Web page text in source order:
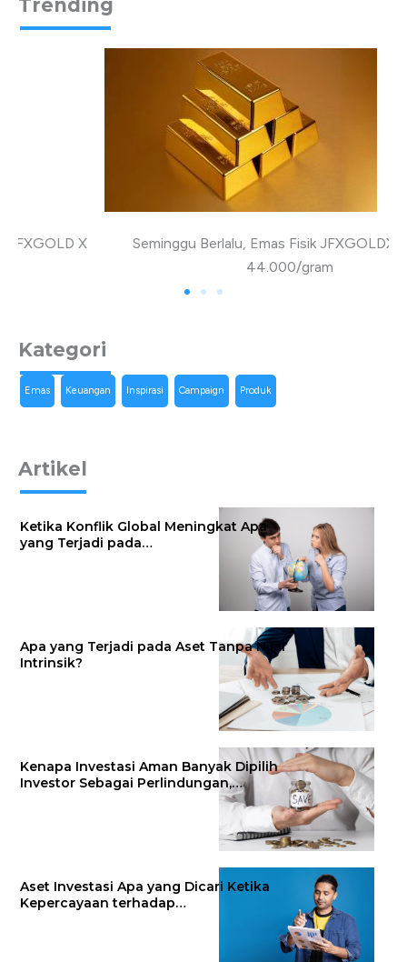
Trending
Seminggu Berlalu, Emas Fisik JFXGOLDX Naik Rp
Kategori
Emas Keuangan Inspirasi Campaign Produk
Artikel
Ketika Konflik Global Meningkat Apa
yang Terjadi pada…
Apa yang Terjadi pada Aset Tanpa Nilai
Intrinsik?
Kenapa Investasi Aman Banyak Dipilih
Investor Sebagai Perlindungan,…
Aset Investasi Apa yang Dicari Ketika
Kepercayaan terhadap…